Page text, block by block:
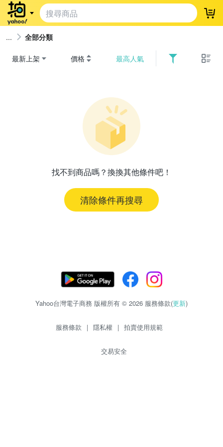
登
全部分類
最新上架 價格 最高人氣
找不到商品嗎？換換其他條件吧！
清除條件再搜尋
Yahoo台灣電子商務 版權所有 © 2026 服務條款(更新)
服務條款 | 隱私權 | 拍賣使用規範
交易安全